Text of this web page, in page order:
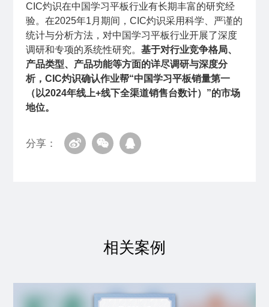
CIC灼识在中国学习平板行业有长期丰富的研究经
验。在2025年1月期间，CIC灼识采用科学、严谨的
统计与分析方法，对中国学习平板行业开展了深度
调研和专项的系统性研究。 基于对行业竞争格局、
产品类型、产品功能等方面的详尽调研与深度分
析，CIC灼识确认作业帮“中国学习平板销量第一
（以2024年线上+线下全渠道销售台数计）”的市场
地位。
分享：
相关案例